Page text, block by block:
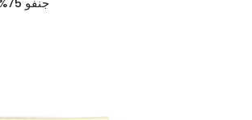
جنفو 75%